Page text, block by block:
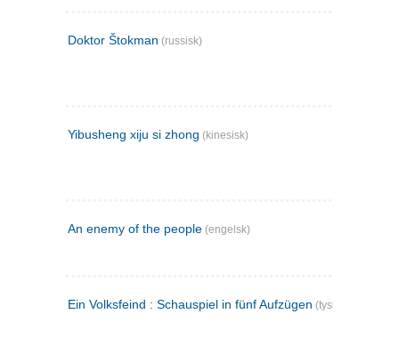
Doktor Štokman (russisk)
Yibusheng xiju si zhong (kinesisk)
An enemy of the people (engelsk)
Ein Volksfeind : Schauspiel in fünf Aufzügen (tysk)